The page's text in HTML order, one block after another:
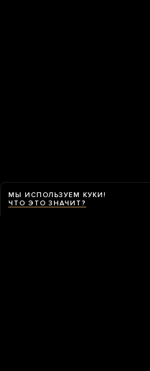
МЫ ИСПОЛЬЗУЕМ КУКИ!
ЧТО ЭТО ЗНАЧИТ?